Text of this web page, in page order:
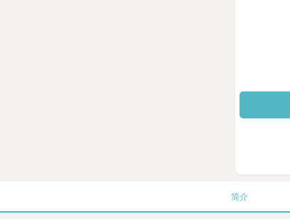
简介